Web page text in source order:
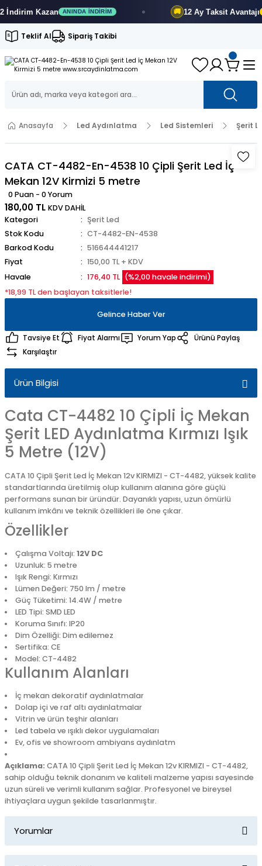
Kazan ANINDA İNDIRIM 12 Ay Taksit Avantajı
Teklif Al Sipariş Takibi
Anasayfa Led Aydınlatma Led Sistemleri Şerit
CATA CT-4482-En-4538 10 Çipli Şerit Led İç
Mekan 12V Kirmizi 5 metre
0 Puan - 0 Yorum
180,00 TL KDV DAHİL
Kategori
Şerit Led
Stok Kodu
CT-4482-EN-4538
Barkod Kodu
516644441217
Fiyat
150,00 TL + KDV
Havale
176,40 TL (%2,00 havale indirimi)
*18,99 TL den başlayan taksitlerle!
Gelince Haber Ver
Tavsiye Et Fiyat Alarmı Yorum Yap
Ürünü Paylaş
Karşılaştır
Ürün Bilgisi
Cata CT-4482 10 Çipli İç Mekan
Şerit LED Aydınlatma Kırmızı Işık
5 Metre (12V)
CATA 10 Çipli Şerit Led İç Mekan 12v KIRMIZI - CT-4482, yüksek kalite
standartlarında üretilmiş olup kullanım alanına göre güçlü
performans sunan bir üründür. Dayanıklı yapısı, uzun ömürlü
kullanım imkânı ve teknik özellikleri ile öne çıkar.
Özellikler
Çalışma Voltajı: 12V DC
Uzunluk: 5 metre
Işık Rengi: Kırmızı
Lümen Değeri: 750 lm / metre
Güç Tüketimi: 14.4W / metre
LED Tipi: SMD LED
Koruma Sınıfı: IP20
Dim Özelliği: Dim edilemez
Sertifika: CE
Model: CT-4482
Kullanım Alanları
İç mekan dekoratif aydınlatmalar
Dolap içi ve raf altı aydınlatmalar
Vitrin ve ürün teşhir alanları
Led tabela ve ışıklı dekor uygulamaları
Ev, ofis ve showroom ambiyans aydınlatm
Açıklama: CATA 10 Çipli Şerit Led İç Mekan 12v KIRMIZI - CT-4482,
sahip olduğu teknik donanım ve kaliteli malzeme yapısı sayesinde
uzun süreli ve verimli kullanım sağlar. Profesyonel ve bireysel
ihtiyaçlara uygun şekilde tasarlanmıştır.
Yorumlar